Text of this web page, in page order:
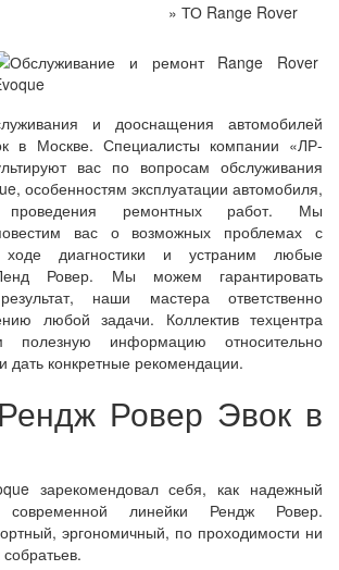
» ТО Range Rover
и дооснащения автомобилей
в Москве. Специалисты компании «ЛР-
вас по вопросам обслуживания
особенностям эксплуатации автомобиля,
проведения ремонтных работ. Мы
вас о возможных проблемах с
диагностики и устраним любые
Ровер. Мы можем гарантировать
наши мастера ответственно
любой задачи. Коллектив техцентра
полезную информацию относительно
дать конкретные рекомендации.
Ровер Эвок в
зарекомендовал себя, как надежный
линейки Рендж Ровер.
эргономичный, по проходимости ни